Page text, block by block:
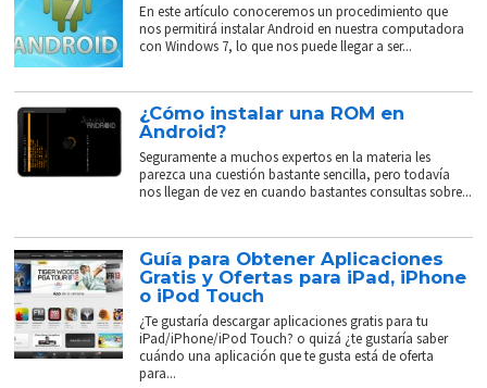
En este artículo conoceremos un procedimiento que
nos permitirá instalar Android en nuestra computadora
con Windows 7, lo que nos puede llegar a ser...
¿Cómo instalar una ROM en
Android?
Seguramente a muchos expertos en la materia les
parezca una cuestión bastante sencilla, pero todavía
nos llegan de vez en cuando bastantes consultas sobre...
Guía para Obtener Aplicaciones
Gratis y Ofertas para iPad, iPhone
o iPod Touch
¿Te gustaría descargar aplicaciones gratis para tu
iPad/iPhone/iPod Touch? o quizá ¿te gustaría saber
cuándo una aplicación que te gusta está de oferta
para...